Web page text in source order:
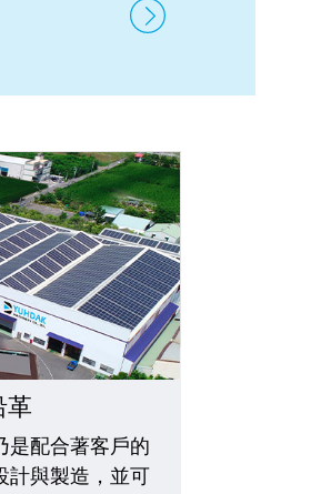
接合、溫度及重
革
是配合著客戶的
計與製造，並可